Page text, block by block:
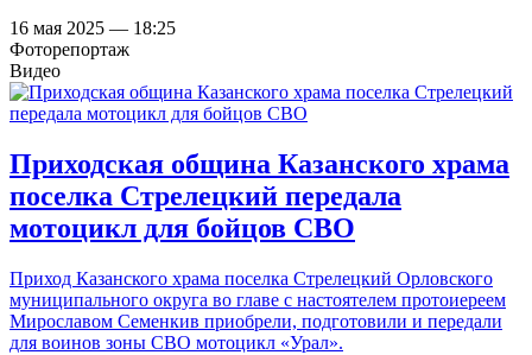
16 мая 2025 — 18:25
Фоторепортаж
Видео
Приходская община Казанского храма
поселка Стрелецкий передала
мотоцикл для бойцов СВО
Приход Казанского храма поселка Стрелецкий Орловского
муниципального округа во главе с настоятелем протоиереем
Мирославом Семенкив приобрели, подготовили и передали
для воинов зоны СВО мотоцикл «Урал».